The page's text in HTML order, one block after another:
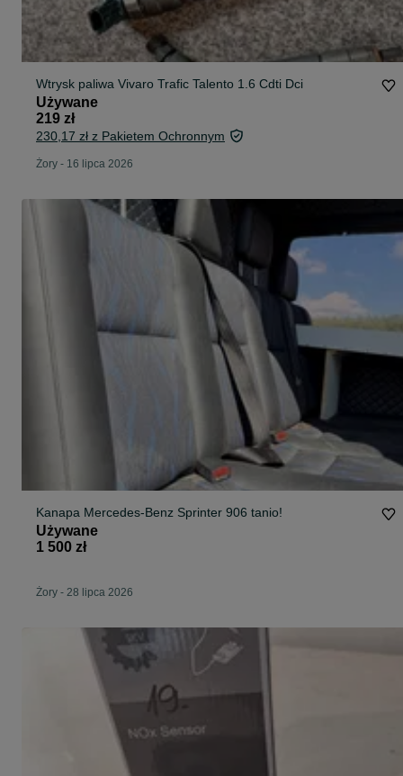
Wtrysk paliwa Vivaro Trafic Talento 1.6 Cdti Dci
Używane
219 zł
230,17 zł z Pakietem Ochronnym
Żory - 16 lipca 2026
Kanapa Mercedes-Benz Sprinter 906 tanio!
Używane
1 500 zł
Żory - 28 lipca 2026